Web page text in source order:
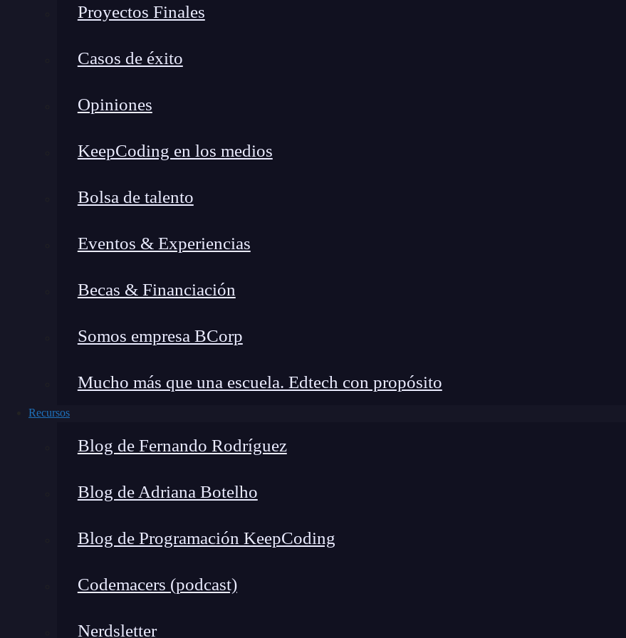
Proyectos Finales
Casos de éxito
Opiniones
KeepCoding en los medios
Bolsa de talento
Eventos & Experiencias
Becas & Financiación
Somos empresa BCorp
Mucho más que una escuela. Edtech con propósito
Recursos
Blog de Fernando Rodríguez
Blog de Adriana Botelho
Blog de Programación KeepCoding
Codemacers (podcast)
Nerdsletter
Una interfaz intuitiva de arrastrar y soltar que simplifica la creación de flujos.
específicas de nicho.
y rutas múltiples.
En resumen, un bridge en Make.com es ese conector inteligente que une aplicaciones, posibilitando
no-code.
Qué hace único al bridge de Make para la automatización no-
code